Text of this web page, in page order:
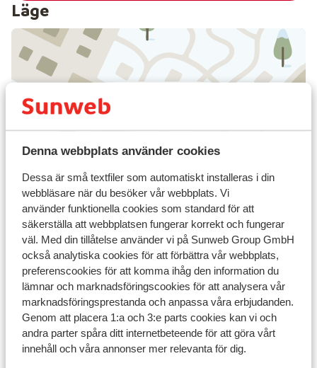
Denna webbplats använder cookies
Dessa är små textfiler som automatiskt installeras i din
webbläsare när du besöker vår webbplats. Vi
använder funktionella cookies som standard för att
säkerställa att webbplatsen fungerar korrekt och fungerar
väl. Med din tillåtelse använder vi på Sunweb Group GmbH
också analytiska cookies för att förbättra vår webbplats,
preferenscookies för att komma ihåg den information du
lämnar och marknadsföringscookies för att analysera vår
marknadsföringsprestanda och anpassa våra erbjudanden.
Genom att placera 1:a och 3:e parts cookies kan vi och
andra parter spåra ditt internetbeteende för att göra vårt
innehåll och våra annonser mer relevanta för dig.
Läge
I området
I utkanten av centrum
Avstånd till centrum: ca 2 km
Avstånd till flygplats ca 145 km
Avstånd till uttagsautomat ca 150 m
Avstånd till pist ca 150 m
Avstånd till skidbuss ca 200 m
Avstånd till skidlift ca 150 m
Närmaste butiker ca 200 m
Närmaste restaurang ca 50 m
Liftkort/Utrustning/Skidskola